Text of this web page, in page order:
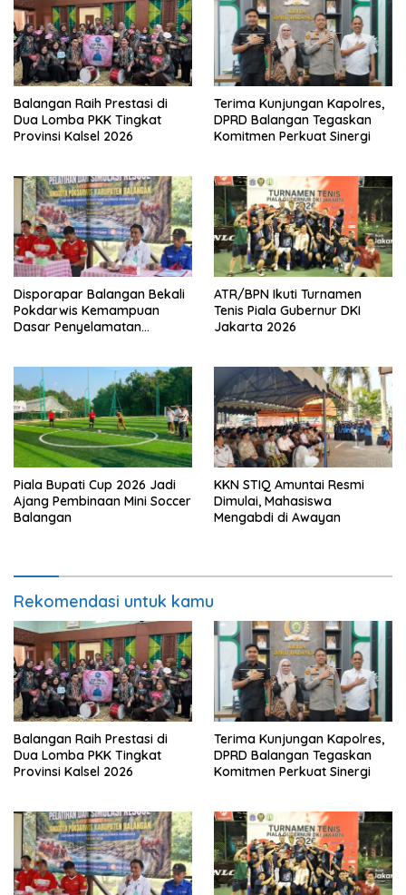
Balangan Raih Prestasi di
Dua Lomba PKK Tingkat
Provinsi Kalsel 2026
Terima Kunjungan Kapolres,
DPRD Balangan Tegaskan
Komitmen Perkuat Sinergi
Disporapar Balangan Bekali
Pokdarwis Kemampuan
Dasar Penyelamatan
ATR/BPN Ikuti Turnamen
Tenis Piala Gubernur DKI
Jakarta 2026
Piala Bupati Cup 2026 Jadi
Ajang Pembinaan Mini Soccer
Balangan
KKN STIQ Amuntai Resmi
Dimulai, Mahasiswa
Mengabdi di Awayan
Rekomendasi untuk kamu
Balangan Raih Prestasi di
Dua Lomba PKK Tingkat
Provinsi Kalsel 2026
Terima Kunjungan Kapolres,
DPRD Balangan Tegaskan
Komitmen Perkuat Sinergi